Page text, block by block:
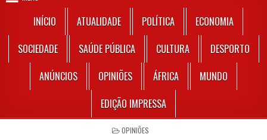
INÍCIO ATUALIDADE POLÍTICA
ECONOMIA
SOCIEDADE
SAÚDE PÚBLICA CULTURA
DESPORTO
ANÚNCIOS
OPINIÕES ÁFRICA
MUNDO
EDIÇÃO IMPRESSA
POSTED IN
OPINIÕES